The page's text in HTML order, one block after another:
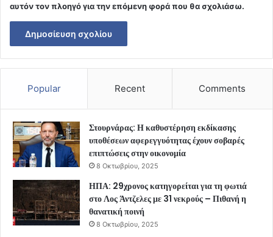
αυτόν τον πλοηγό για την επόμενη φορά που θα σχολιάσω.
Popular Recent Comments
Στουρνάρας: Η καθυστέρηση εκδίκασης
υποθέσεων αφερεγγυότητας έχουν σοβαρές
επιπτώσεις στην οικονομία
8 Οκτωβρίου, 2025
ΗΠΑ: 29χρονος κατηγορείται για τη φωτιά
στο Λος Άντζελες με 31 νεκρούς – Πιθανή η
θανατική ποινή
8 Οκτωβρίου, 2025